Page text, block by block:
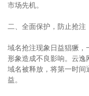
市场先机。
二、全面保护，防止抢注
域名抢注现象日益猖獗，
形象造成不良影响。云逸
域名被释放，将第一时间
益。